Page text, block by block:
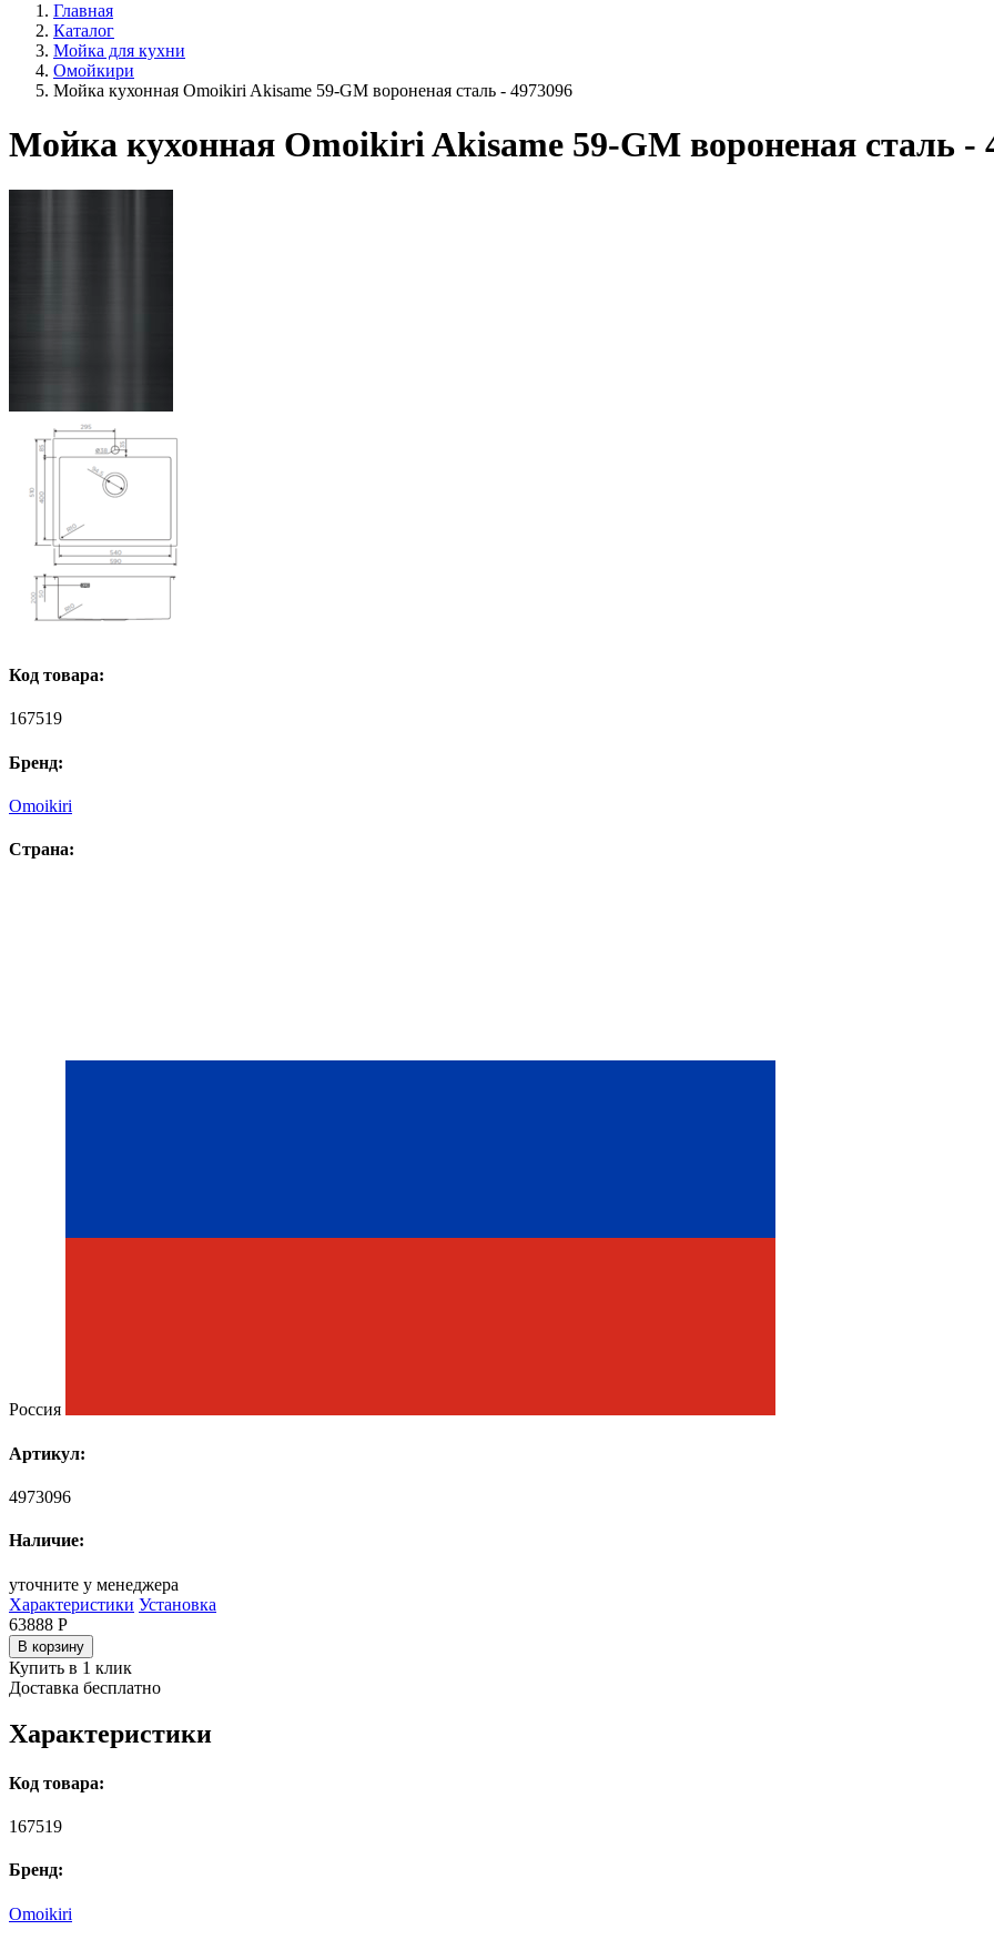
Главная
Каталог
Мойка для кухни
Омойкири
Мойка кухонная Omoikiri Akisame 59-GM вороненая сталь - 4973096
Мойка кухонная Omoikiri Akisame 59-GM вороненая сталь -
Код товара:
167519
Бренд:
Omoikiri
Страна:
Россия
Артикул:
4973096
Наличие:
уточните у менеджера
Характеристики Установка
63888 Р
В корзину
Купить в 1 клик
Доставка бесплатно
Характеристики
Код товара:
167519
Бренд:
Omoikiri